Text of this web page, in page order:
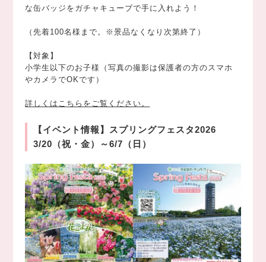
な缶バッジをガチャキューブで手に入れよう！
（先着100名様まで。※景品なくなり次第終了）
【対象】
小学生以下のお子様（写真の撮影は保護者の方のスマホ
やカメラでOKです）
詳しくはこちらをご覧ください。
【イベント情報】スプリングフェスタ2026
3/20（祝・金）～6/7（日）